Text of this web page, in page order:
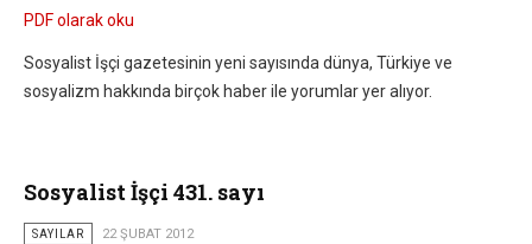
PDF olarak oku
Sosyalist İşçi gazetesinin yeni sayısında dünya, Türkiye ve
sosyalizm hakkında birçok haber ile yorumlar yer alıyor.
Sosyalist İşçi 431. sayı
SAYILAR 22 ŞUBAT 2012